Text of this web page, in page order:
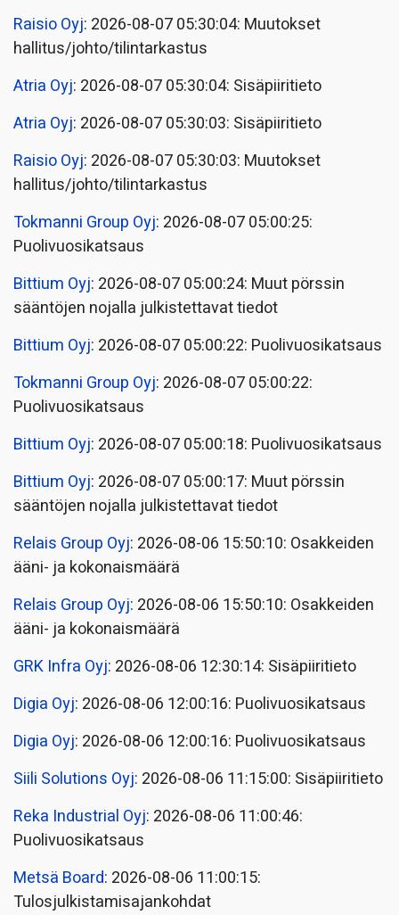
Raisio Oyj: 2026-08-07 05:30:04: Muutokset
hallitus/johto/tilintarkastus
Atria Oyj: 2026-08-07 05:30:04: Sisäpiiritieto
Atria Oyj: 2026-08-07 05:30:03: Sisäpiiritieto
Raisio Oyj: 2026-08-07 05:30:03: Muutokset
hallitus/johto/tilintarkastus
Tokmanni Group Oyj: 2026-08-07 05:00:25:
Puolivuosikatsaus
Bittium Oyj: 2026-08-07 05:00:24: Muut pörssin
sääntöjen nojalla julkistettavat tiedot
Bittium Oyj: 2026-08-07 05:00:22: Puolivuosikatsaus
Tokmanni Group Oyj: 2026-08-07 05:00:22:
Puolivuosikatsaus
Bittium Oyj: 2026-08-07 05:00:18: Puolivuosikatsaus
Bittium Oyj: 2026-08-07 05:00:17: Muut pörssin
sääntöjen nojalla julkistettavat tiedot
Relais Group Oyj: 2026-08-06 15:50:10: Osakkeiden
ääni- ja kokonaismäärä
Relais Group Oyj: 2026-08-06 15:50:10: Osakkeiden
ääni- ja kokonaismäärä
GRK Infra Oyj: 2026-08-06 12:30:14: Sisäpiiritieto
Digia Oyj: 2026-08-06 12:00:16: Puolivuosikatsaus
Digia Oyj: 2026-08-06 12:00:16: Puolivuosikatsaus
Siili Solutions Oyj: 2026-08-06 11:15:00: Sisäpiiritieto
Reka Industrial Oyj: 2026-08-06 11:00:46:
Puolivuosikatsaus
Metsä Board: 2026-08-06 11:00:15:
Tulosjulkistamisajankohdat